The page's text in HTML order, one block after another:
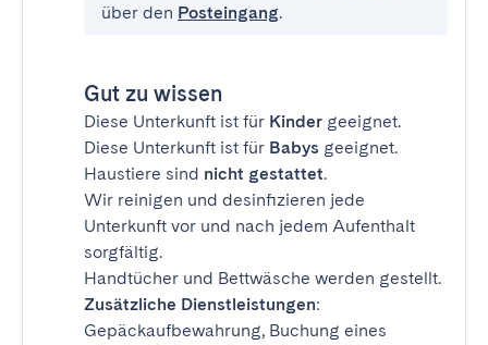
über den Posteingang.
Gut zu wissen
Diese Unterkunft ist für Kinder geeignet.
Diese Unterkunft ist für Babys geeignet.
Haustiere sind nicht gestattet.
Wir reinigen und desinfizieren jede
Unterkunft vor und nach jedem Aufenthalt
sorgfältig.
Handtücher und Bettwäsche werden gestellt.
Zusätzliche Dienstleistungen:
Gepäckaufbewahrung, Buchung eines